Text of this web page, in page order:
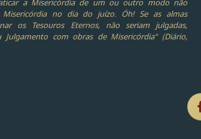
a Misericórdia de um ou outro modo não
Misericórdia no dia do juízo. Óh! Se as almas
os Tesouros Eternos, não seriam julgadas,
com obras de Misericórdia” (Diário,